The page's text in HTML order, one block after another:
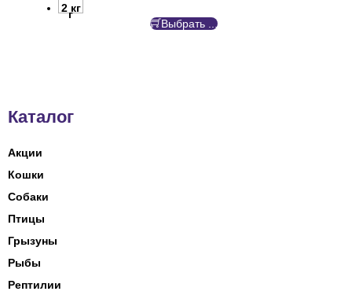
г
2 кг
Выбрать ...
Каталог
Акции
Кошки
Собаки
Птицы
Грызуны
Рыбы
Рептилии